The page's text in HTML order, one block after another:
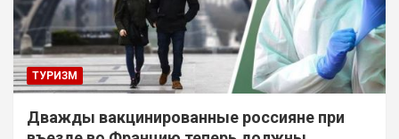
ТУРИЗМ
Дважды вакцинированные россияне при